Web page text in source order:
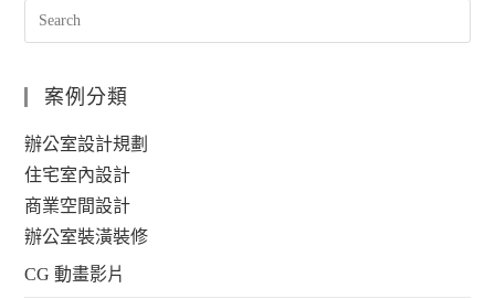
案例分類
辦公室設計規劃
住宅室內設計
商業空間設計
辦公室裝潢裝修
CG 動畫影片